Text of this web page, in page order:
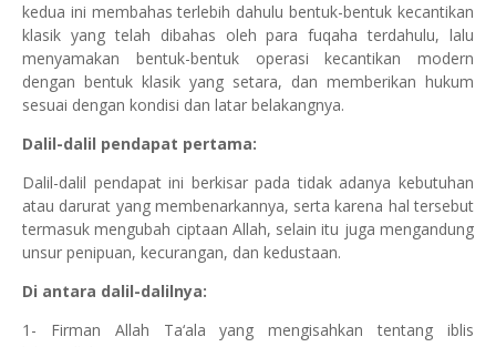
kedua ini membahas terlebih dahulu bentuk-bentuk kecantikan
klasik yang telah dibahas oleh para fuqaha terdahulu, lalu
menyamakan bentuk-bentuk operasi kecantikan modern
dengan bentuk klasik yang setara, dan memberikan hukum
sesuai dengan kondisi dan latar belakangnya.
Dalil-dalil pendapat pertama:
Dalil-dalil pendapat ini berkisar pada tidak adanya kebutuhan
atau darurat yang membenarkannya, serta karena hal tersebut
termasuk mengubah ciptaan Allah, selain itu juga mengandung
unsur penipuan, kecurangan, dan kedustaan.
Di antara dalil-dalilnya:
1- Firman Allah Ta‘ala yang mengisahkan tentang iblis